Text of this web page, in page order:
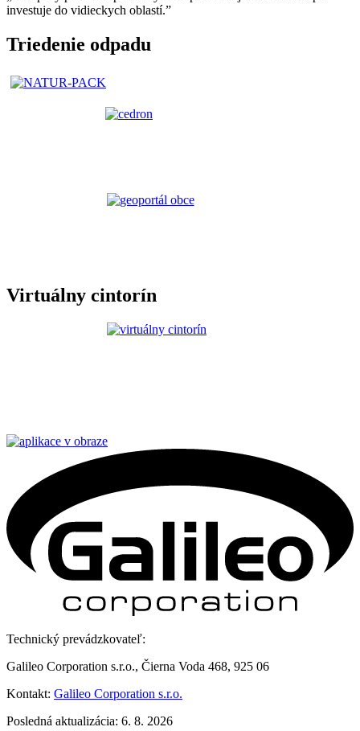
investuje do vidieckych oblastí.”
Triedenie odpadu
Virtuálny cintorín
Technický prevádzkovateľ:
Galileo Corporation s.r.o., Čierna Voda 468, 925 06
Kontakt: Galileo Corporation s.r.o.
Posledná aktualizácia: 6. 8. 2026